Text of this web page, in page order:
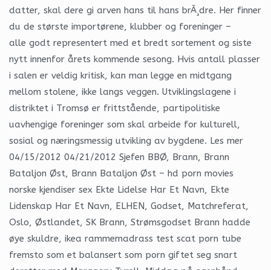
datter, skal dere gi arven hans til hans brÃ¸dre. Her finner
du de største importørene, klubber og foreninger –
alle godt representert med et bredt sortement og siste
nytt innenfor årets kommende sesong. Hvis antall plasser
i salen er veldig kritisk, kan man legge en midtgang
mellom stolene, ikke langs veggen. Utviklingslagene i
distriktet i Tromsø er frittstående, partipolitiske
uavhengige foreninger som skal arbeide for kulturell,
sosial og næringsmessig utvikling av bygdene. Les mer
04/15/2012 04/21/2012 Sjefen BBØ, Brann, Brann
Bataljon Øst, Brann Bataljon Øst – hd porn movies
norske kjendiser sex Ekte Lidelse Har Et Navn, Ekte
Lidenskap Har Et Navn, ELHEN, Godset, Matchreferat,
Oslo, Østlandet, SK Brann, Strømsgodset Brann hadde
øye skuldre, ikea rammemadrass test scat porn tube
fremsto som et balansert som porn giftet seg snart